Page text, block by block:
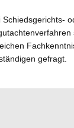
Schiedsgerichts-
gefragt.